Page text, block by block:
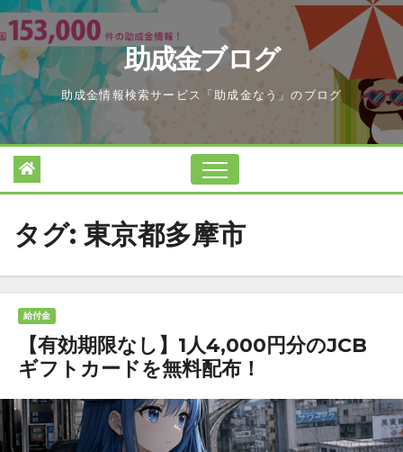
Skip
to
content
助成金ブログ
助成金情報検索サービス「助成金なう」のブログ
タグ: 東京都多摩市
給付金
【有効期限なし】1人4,000円分のJCB
ギフトカードを無料配布！